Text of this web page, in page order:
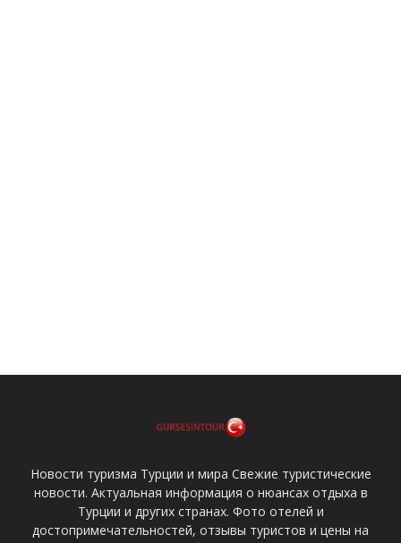
Новости туризма Турции и мира Свежие туристические
новости. Актуальная информация о нюансах отдыха в
Турции и других странах. Фото отелей и
достопримечательностей, отзывы туристов и цены на